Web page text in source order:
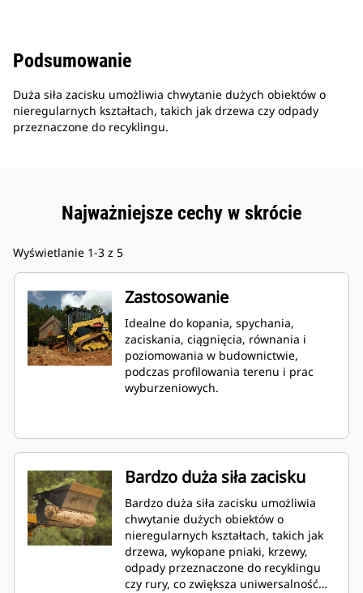
Podsumowanie
Duża siła zacisku umożliwia chwytanie dużych obiektów o
nieregularnych kształtach, takich jak drzewa czy odpady
przeznaczone do recyklingu.
Najważniejsze cechy w skrócie
Wyświetlanie 1-3 z 5
Zastosowanie
Idealne do kopania, spychania,
zaciskania, ciągnięcia, równania i
poziomowania w budownictwie,
podczas profilowania terenu i prac
wyburzeniowych.
Bardzo duża siła zacisku
Bardzo duża siła zacisku umożliwia
chwytanie dużych obiektów o
nieregularnych kształtach, takich jak
drzewa, wykopane pniaki, krzewy,
odpady przeznaczone do recyklingu
czy rury, co zwiększa uniwersalność